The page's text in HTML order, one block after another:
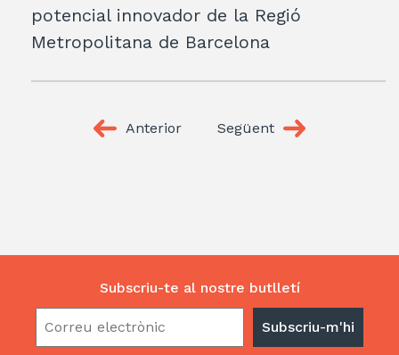
potencial innovador de la Regió
Metropolitana de Barcelona
Anterior Següent
Subscriu-te al nostre butlletí